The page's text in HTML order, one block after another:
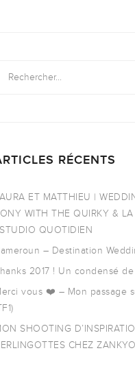
RÉCENTS
ET MATTHIEU |
WITH THE QUIRKY &
QUOTIDIEN
– Destination
2017 ! Un condensé
vous ❤️ – Mon passage
SHOOTING
CHEZ